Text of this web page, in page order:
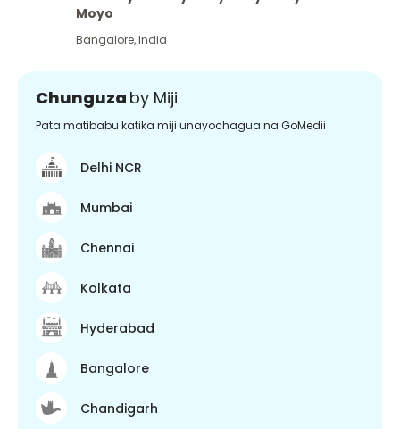
Moyo
Bangalore,India
Chunguza by Miji
Pata matibabu katika miji unayochagua na GoMedii
Delhi NCR
Mumbai
Chennai
Kolkata
Hyderabad
Bangalore
Chandigarh